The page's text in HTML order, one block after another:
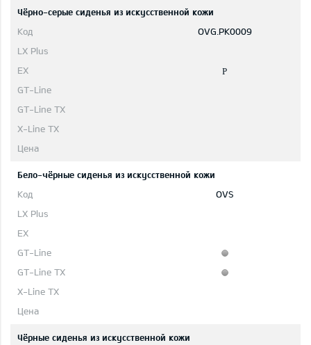
Чёрно-серые сиденья из искусственной кожи
OVG.PK0009
P
Бело-чёрные сиденья из искусственной кожи
OVS
Чёрные сиденья из искусственной кожи